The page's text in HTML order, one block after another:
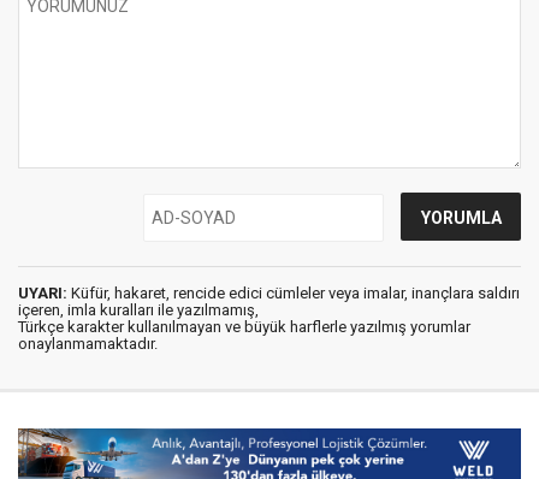
UYARI: Küfür, hakaret, rencide edici cümleler veya imalar, inançlara saldırı
içeren, imla kuralları ile yazılmamış,
Türkçe karakter kullanılmayan ve büyük harflerle yazılmış yorumlar
onaylanmamaktadır.